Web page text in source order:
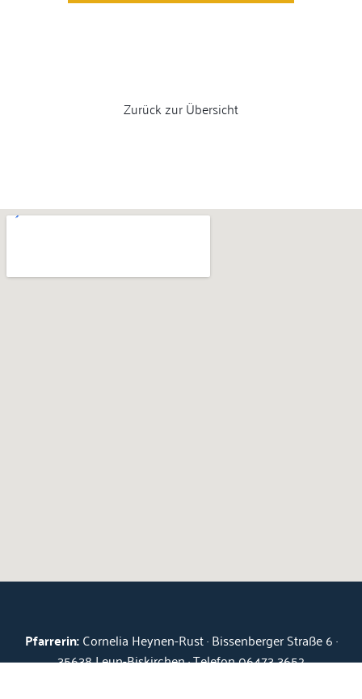
Zurück zur Übersicht
Pfarrerin:Cornelia Heynen-Rust · Bissenberger Straße 6 ·
35638 Leun-Biskirchen · Telefon 06473 3652